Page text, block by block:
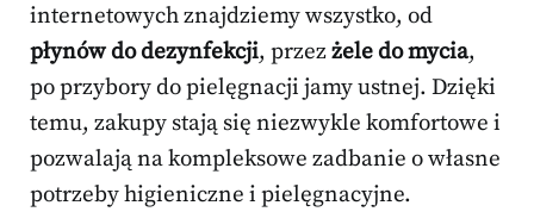
internetowych znajdziemy wszystko, od
płynów do dezynfekcji, przezżele do mycia,
po przybory do pielęgnacji jamy ustnej. Dzięki
temu, zakupy stają się niezwykle komfortowe i
pozwalają na kompleksowe zadbanie o własne
potrzeby higieniczne i pielęgnacyjne.